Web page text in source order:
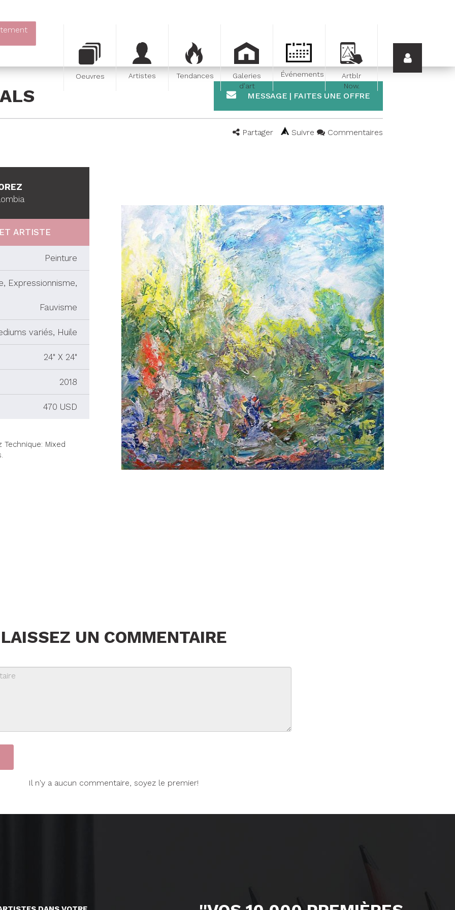
Oeuvres Artistes Tendances
Galeries
d'art
Événements
Artblr
Now.
MESSAGE | FAITES UNE OFFRE
Partager Suivre Commentaires
ARTISTE
Peinture
Expressionnisme,
Fauvisme
variés, Huile
24" X 24"
2018
470 USD
Technique: Mixed
LAISSEZ UN COMMENTAIRE
Il n'y a aucun commentaire, soyez le premier!